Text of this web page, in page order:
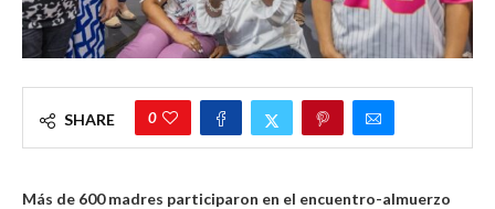
SHARE 0
Más de 600 madres participaron en el encuentro-almuerzo